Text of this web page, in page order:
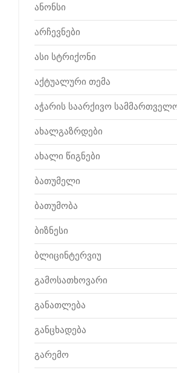
ანონსი
არჩევნები
ასი სტრიქონი
აქტუალური თემა
აჭარის საარქივო
ახალგაზრდები
ახალი წიგნები
ბათუმელი
ბათუმობა
ბიზნესი
ბლიცინტერვიუ
გამოსათხოვარი
განათლება
განცხადება
გარემო